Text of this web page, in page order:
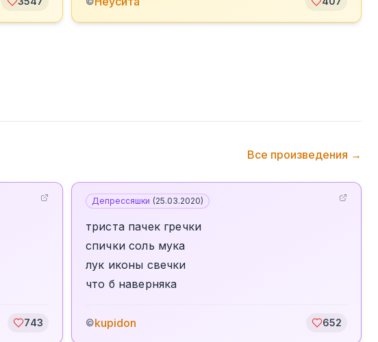
Все произведения →
743
Депрессяшки (25.03.2020)
триста пачек гречки
спички соль мука
лук иконы свечки
что б наверняка
©kupidon 652